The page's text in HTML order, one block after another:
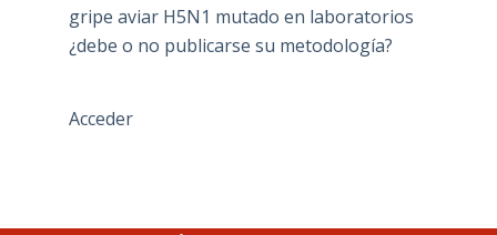
gripe aviar H5N1 mutado en laboratorios
¿debe o no publicarse su metodología?
Acceder